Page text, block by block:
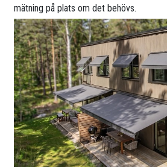
mätning på plats om det behövs.